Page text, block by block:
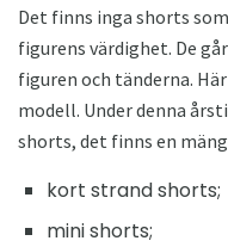
Det finns inga shorts
figurens värdighet. De
figuren och tänderna.
modell. Under denna
shorts, det finns en
kort strand shorts;
mini shorts;